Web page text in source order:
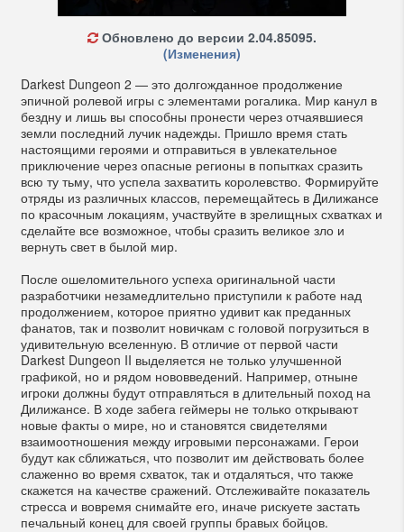
Обновлено до версии 2.04.85095.
(Изменения)
Darkest Dungeon 2 — это долгожданное продолжение
эпичной ролевой игры с элементами рогалика. Мир канул в
бездну и лишь вы способны пронести через отчаявшиеся
земли последний лучик надежды. Пришло время стать
настоящими героями и отправиться в увлекательное
приключение через опасные регионы в попытках сразить
всю ту тьму, что успела захватить королевство. Формируйте
отряды из различных классов, перемещайтесь в Дилижансе
по красочным локациям, участвуйте в зрелищных схватках и
сделайте все возможное, чтобы сразить великое зло и
вернуть свет в былой мир.
После ошеломительного успеха оригинальной части
разработчики незамедлительно приступили к работе над
продолжением, которое приятно удивит как преданных
фанатов, так и позволит новичкам с головой погрузиться в
удивительную вселенную. В отличие от первой части
Darkest Dungeon II выделяется не только улучшенной
графикой, но и рядом нововведений. Например, отныне
игроки должны будут отправляться в длительный поход на
Дилижансе. В ходе забега геймеры не только открывают
новые факты о мире, но и становятся свидетелями
взаимоотношения между игровыми персонажами. Герои
будут как сближаться, что позволит им действовать более
слаженно во время схваток, так и отдаляться, что также
скажется на качестве сражений. Отслеживайте показатель
стресса и вовремя снимайте его, иначе рискуете застать
печальный конец для своей группы бравых бойцов.